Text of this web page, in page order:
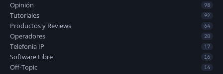
Opinión 98
Tutoriales 92
Productos y Reviews 64
Operadores 20
Telefonía IP 17
Software Libre 16
Off-Topic 14